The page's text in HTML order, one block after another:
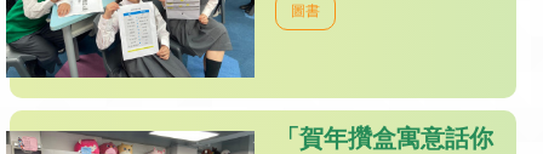
圖書
「賀年攢盒寓意話你